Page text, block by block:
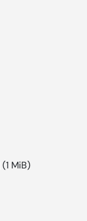
(1 MiB)